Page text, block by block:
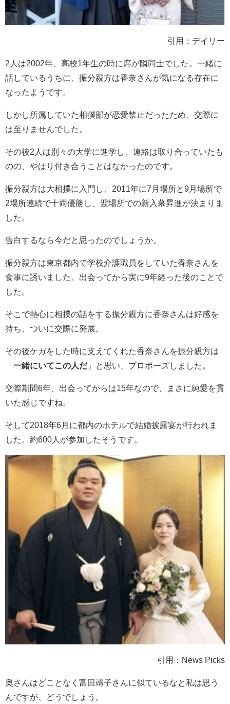
引用：デイリー
2人は2002年、高校1年生の時に席が隣同士でした。一緒に
話しているうちに、振分親方は香奈さんが気になる存在に
なったようです。
しかし所属していた相撲部が恋愛禁止だったため、交際に
は至りませんでした。
その後2人は別々の大学に進学し、連絡は取り合っていたも
のの、やはり付き合うことはなかったのです。
振分親方は大相撲に入門し、2011年に7月場所と9月場所で
2場所連続で十両優勝し、翌場所での新入幕昇進が決まりま
した。
告白するなら今だと思ったのでしょうか。
振分親方は東京都内で学校介護職員をしていた香奈さんを
食事に誘いました。出会ってから実に9年経った後のことで
した。
そこで熱心に相撲の話をする振分親方に香奈さんは好感を
持ち、ついに交際に発展。
その後ケガをした時に支えてくれた香奈さんを振分親方は
「 一緒にいてこの人だ」と思い、プロポーズしました。
交際期間6年、出会ってからは15年なので、まさに純愛を貫
いた感じですね。
そして2018年6月に都内のホテルで結婚披露宴が行われま
した。約600人が参加したそうです。
引用：News Picks
奥さんはどことなく富田靖子さんに似ているなと私は思う
んですが、どうでしょう。